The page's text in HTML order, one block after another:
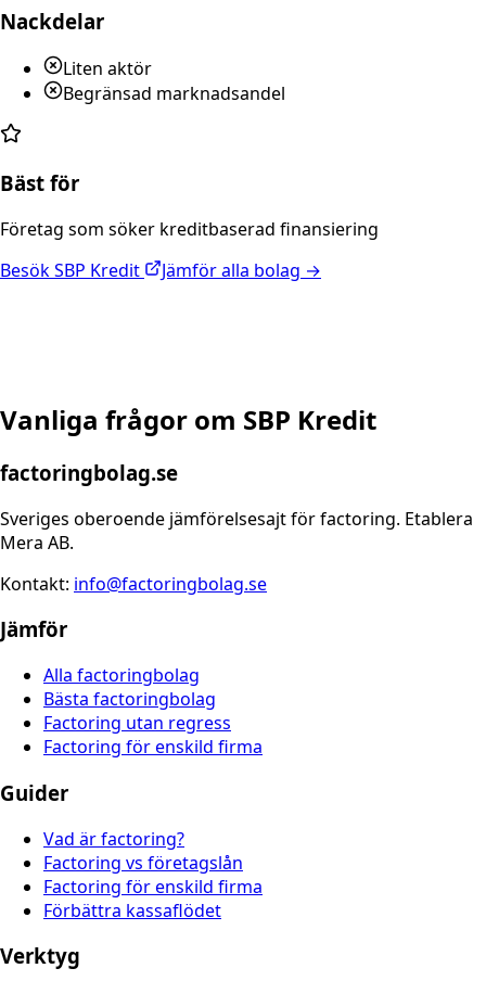
Nackdelar
Liten aktör
Begränsad marknadsandel
Bäst för
Företag som söker kreditbaserad finansiering
BesökSBP Kredit Jämför alla bolag →
Vanliga frågor om SBP Kredit
factoringbolag.se
Sveriges oberoende jämförelsesajt för factoring. Etablera
Mera AB.
Kontakt: info@factoringbolag.se
Jämför
Alla factoringbolag
Bästa factoringbolag
Factoring utan regress
Factoring för enskild firma
Guider
Vad är factoring?
Factoring vs företagslån
Factoring för enskild firma
Förbättra kassaflödet
Verktyg